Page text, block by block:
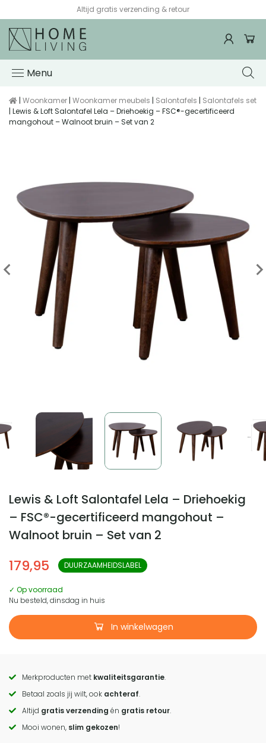
Altijd gratis verzending & retour
Menu
| Woonkamer | Woonkamer meubels | Salontafels | Salontafels set
| Lewis & Loft Salontafel Lela – Driehoekig – FSC®-gecertificeerd
mangohout – Walnoot bruin – Set van 2
Lewis & Loft Salontafel Lela – Driehoekig
– FSC®-gecertificeerd mangohout –
Walnoot bruin – Set van 2
179,95 DUURZAAMHEIDSLABEL
✓ Op voorraad
Nu besteld, dinsdag in huis
In winkelwagen
Call
to
actions
Merkproducten met kwaliteitsgarantie.
Betaal zoals jij wilt, ook achteraf.
Altijd gratis verzending én gratis retour.
Mooi wonen, slim gekozen!